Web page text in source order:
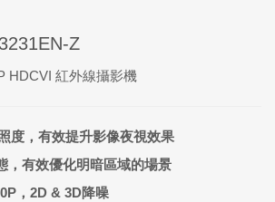
Z
HDCVI 紅外線攝影機
度， 有效提升影像夜視效果
，有效優化明暗區域的場景
， 2D & 3D降噪